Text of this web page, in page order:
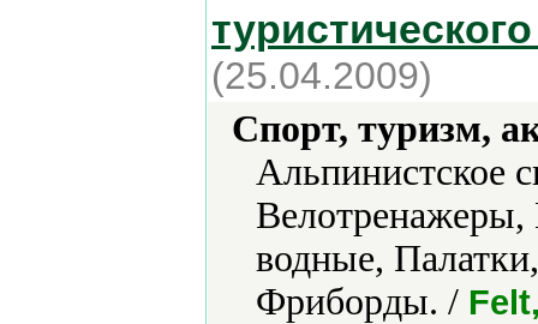
(25.04.2009)
Спорт, туризм,
Альпинистское
водные,
Фриборды. /